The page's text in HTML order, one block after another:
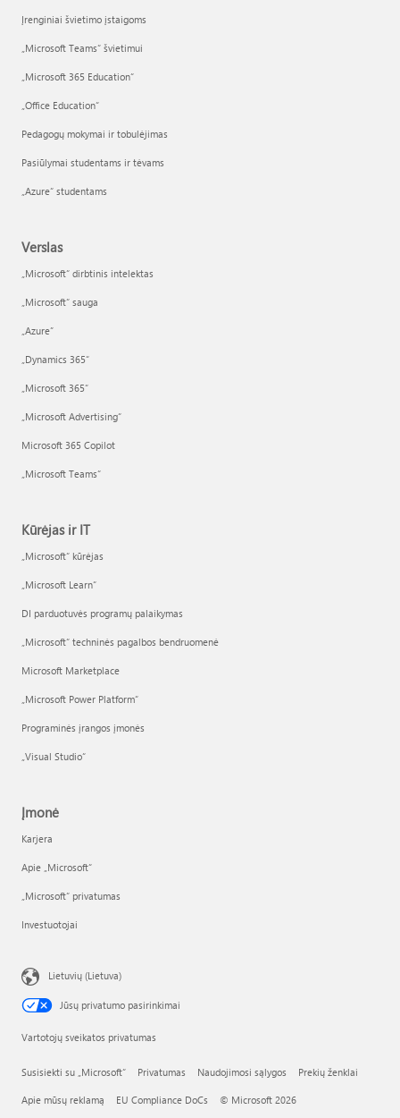
Įrenginiai švietimo įstaigoms
„Microsoft Teams“ švietimui
„Microsoft 365 Education“
„Office Education“
Pedagogų mokymai ir tobulėjimas
Pasiūlymai studentams ir tėvams
„Azure“ studentams
Verslas
„Microsoft“ dirbtinis intelektas
„Microsoft“ sauga
„Azure”
„Dynamics 365“
„Microsoft 365“
„Microsoft Advertising“
Microsoft 365 Copilot
„Microsoft Teams“
Kūrėjas ir IT
„Microsoft“ kūrėjas
„Microsoft Learn“
DI parduotuvės programų palaikymas
„Microsoft“ techninės pagalbos bendruomenė
Microsoft Marketplace
„Microsoft Power Platform“
Programinės įrangos įmonės
„Visual Studio“
Įmonė
Karjera
Apie „Microsoft“
„Microsoft“ privatumas
Investuotojai
Lietuvių (Lietuva)
Jūsų privatumo pasirinkimai
Vartotojų sveikatos privatumas
Susisiekti su „Microsoft“ Privatumas Naudojimosi sąlygos Prekių ženklai
Apie mūsų reklamą EU Compliance DoCs © Microsoft 2026